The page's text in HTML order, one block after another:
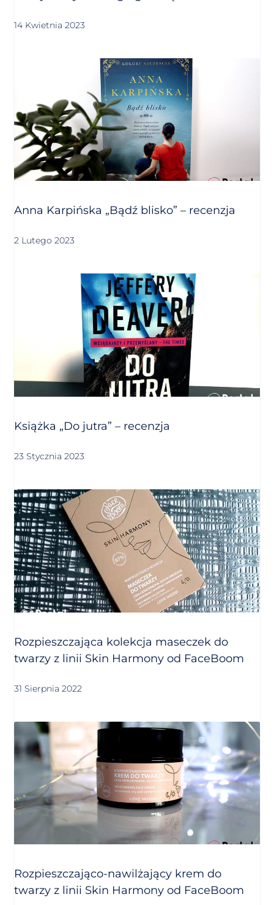
14 Kwietnia 2023
Anna Karpińska „Bądź blisko” – recenzja
2 Lutego 2023
Książka „Do jutra” – recenzja
23 Stycznia 2023
Rozpieszczająca kolekcja maseczek do
twarzy z linii Skin Harmony od FaceBoom
31 Sierpnia 2022
Rozpieszczająco-nawilżający krem do
twarzy z linii Skin Harmony od FaceBoom